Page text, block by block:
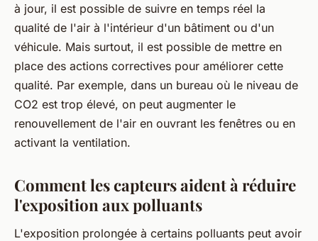
à jour, il est possible de suivre en temps réel la
qualité de l'air à l'intérieur d'un bâtiment ou d'un
véhicule. Mais surtout, il est possible de mettre en
place des actions correctives pour améliorer cette
qualité. Par exemple, dans un bureau où le niveau de
CO2 est trop élevé, on peut augmenter le
renouvellement de l'air en ouvrant les fenêtres ou en
activant la ventilation.
Comment les capteurs aident à réduire
l'exposition aux polluants
L'exposition prolongée à certains polluants peut avoir